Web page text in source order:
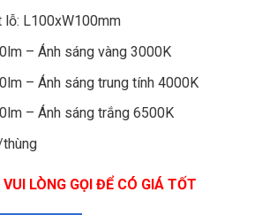
lỗ: L100xW100mm
– Ánh sáng vàng 3000K
– Ánh sáng trung tính 4000K
– Ánh sáng trắng 6500K
LÒNG GỌI ĐỂ CÓ GIÁ TỐT